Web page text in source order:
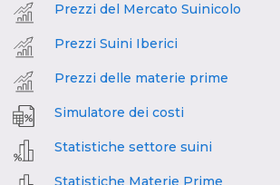
Prezzi del Mercato Suinicolo
Prezzi Suini Iberici
Prezzi delle materie prime
Simulatore dei costi
Statistiche settore suini
Statistiche Materie Prime